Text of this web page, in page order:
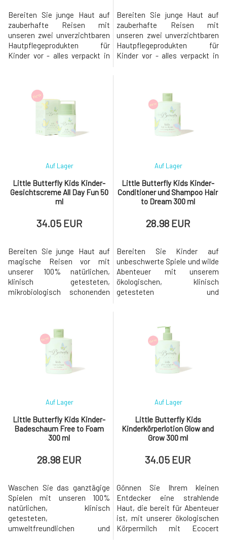
Bereiten Sie junge Haut auf
zauberhafte Reisen mit
unseren zwei unverzichtbaren
Hautpflegeprodukten für
Kinder vor - alles verpackt in
zaubert. Sanfte Produkte mit
Ecocert Cosmos-Zertifikat.
Teil der neuen Hautpflegeserie
sind ein microbiome-
freundliches Körp
Bereiten Sie junge Haut auf
zauberhafte Reisen mit
unseren zwei unverzichtbaren
Hautpflegeprodukten für
Kinder vor - alles verpackt in
zaubert. Unsere Badezusätze
mit Ecocert Cosmos Zertifikat
und Körperlotion sind
schonend zu den Mikroben des
Körpers. Die Ha
Little Butterfly Kids Kinder-
Gesichtscreme All Day Fun 50
ml
Auf Lager
34.05 EUR
Bereiten Sie junge Haut auf
magische Reisen vor mit
unserer 100% natürlichen,
klinisch getesteten,
mikrobiologisch schonenden
Die leichte und fruchtig-
frische Zusammensetzung
dieser Creme ist mit dem
patentierten pflanzlichen Prä-
und Probiotikum ECOSKIN®
Little Butterfly Kids Kinder-
Conditioner und Shampoo Hair
to Dream 300 ml
Auf Lager
28.98 EUR
Bereiten Sie Kinder auf
unbeschwerte Spiele und wilde
Abenteuer mit unserem
ökologischen, klinisch
getesteten und
3 Jahren) vor. Diese natürliche,
fruchtig-frische und vegane
Rezeptur, angereichert mit
einer ausgewogenen Mischung
aus Omega 3, 6 und 9 Ölen und
Little Butterfly Kids Kinder-
Badeschaum Free to Foam
300 ml
Auf Lager
28.98 EUR
Waschen Sie das ganztägige
Spielen mit unseren 100%
natürlichen, klinisch
getesteten,
umweltfreundlichen und
Little Butterfly Kids
Kinderkörperlotion Glow and
Grow 300 ml
Auf Lager
34.05 EUR
Gönnen Sie Ihrem kleinen
Entdecker eine strahlende
Haut, die bereit für Abenteuer
ist, mit unserer ökologischen
Körpermilch mit Ecocert